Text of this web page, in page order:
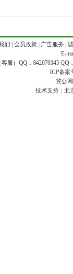
们 会员政策| 广告服务
E-
客服）QQ：842070345 QQ
ICP备案
冀公
技术支持： 北